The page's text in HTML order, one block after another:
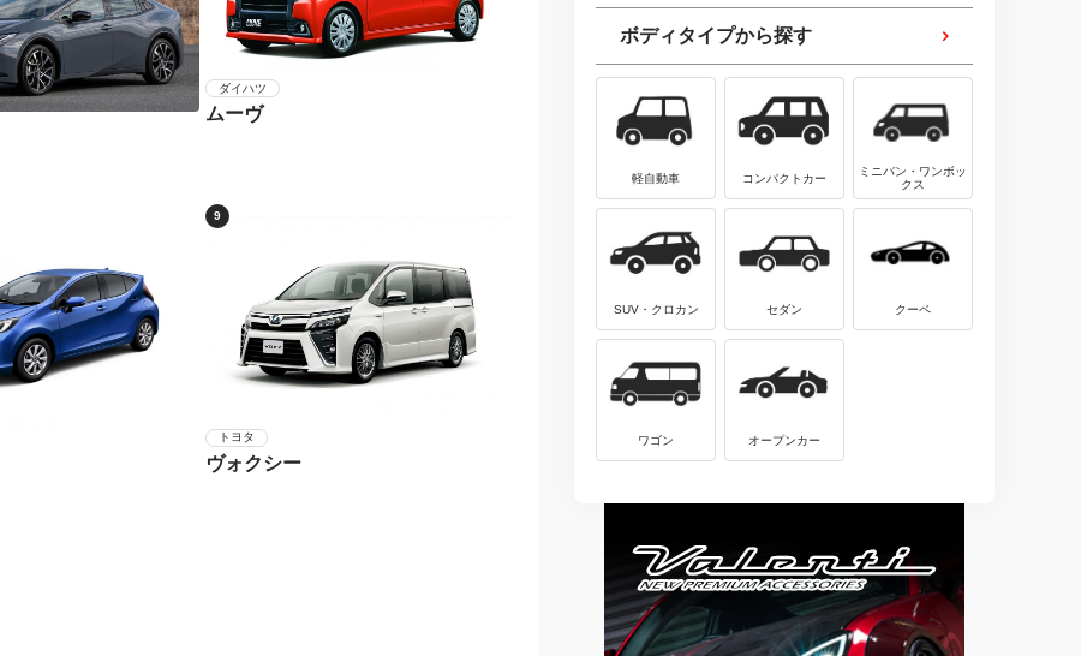
ダイハツ
ムーヴ
9
トヨタ
ヴォクシー
ボディタイプから探す
軽自動車 コンパクトカー
ミニバン・ワンボッ
クス
SUV・クロカン セダン クーペ
ワゴン オープンカー